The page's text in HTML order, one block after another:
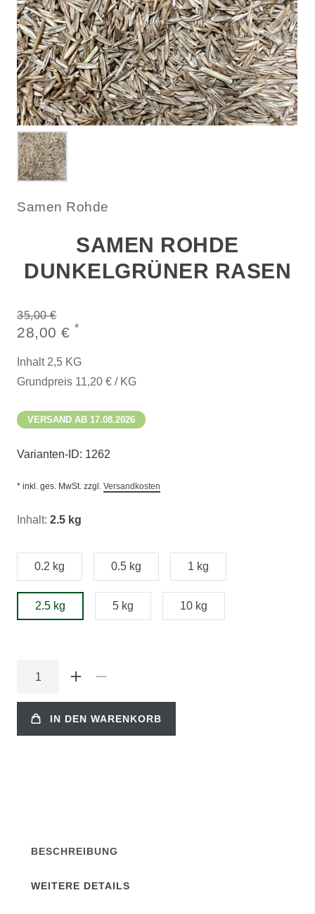
Samen Rohde
SAMEN ROHDE
DUNKELGRÜNER RASEN
35,00 €
28,00 € *
Inhalt 2,5 KG
Grundpreis 11,20 € / KG
VERSAND AB 17.08.2026
Varianten-ID: 1262
* inkl. ges. MwSt. zzgl. Versandkosten
Inhalt: 2.5 kg
0.2 kg 0.5 kg 1 kg
2.5 kg 5 kg 10 kg
IN DEN WARENKORB
BESCHREIBUNG
WEITERE DETAILS